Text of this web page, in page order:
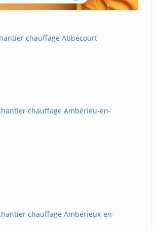
chauffage Abbécourt
chauffage Ambérieu-en-
chauffage Ambérieux-en-